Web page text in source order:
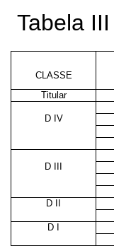
Tabela
CLASSE
Titular
D IV
D III
D II
D I